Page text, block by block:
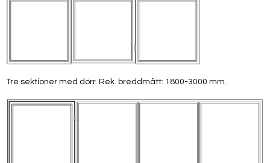
Tre sektioner med dörr. Rek. breddmått: 1800-3000 mm.